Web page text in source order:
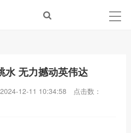
水 无力撼动英伟达
12-11 10:34:58
点击数：